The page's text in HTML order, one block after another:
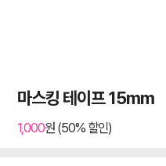
마스킹 테이프 15mm
1,000원 (50% 할인)